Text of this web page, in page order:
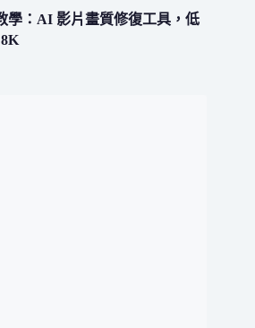
學：AI 影片畫質修復工具，低